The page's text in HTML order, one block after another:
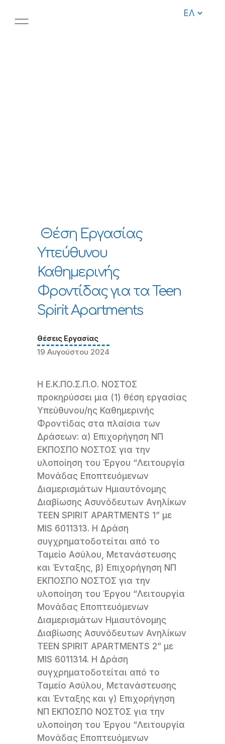
Θέση Εργασίας
Υπεύθυνου
Καθημερινής
Φροντίδας για τα Teen
Spirit Apartments
Θέσεις Εργασίας
19 Αυγούστου 2024
Η Ε.Κ.ΠΟ.Σ.Π.Ο. ΝΟΣΤΟΣ
προκηρύσσει μια (1) θέση εργασίας
Υπεύθυνου/ης Καθημερινής
Φροντίδας στα πλαίσια των
Δράσεων: α) Επιχορήγηση ΝΠ
ΕΚΠΟΣΠΟ ΝΟΣΤΟΣ για την
υλοποίηση του Έργου “Λειτουργία
Μονάδας Εποπτευόμενων
Διαμερισμάτων Ημιαυτόνομης
Διαβίωσης Ασυνόδευτων Ανηλίκων
TEEN SPIRIT APARTMENTS 1” με
MIS 6011313. Η Δράση
συγχρηματοδοτείται από το
Ταμείο Ασύλου, Μετανάστευσης
και Ένταξης, β) Επιχορήγηση ΝΠ
ΕΚΠΟΣΠΟ ΝΟΣΤΟΣ για την
υλοποίηση του Έργου “Λειτουργία
Μονάδας Εποπτευόμενων
Διαμερισμάτων Ημιαυτόνομης
Διαβίωσης Ασυνόδευτων Ανηλίκων
TEEN SPIRIT APARTMENTS 2” με
MIS 6011314. Η Δράση
συγχρηματοδοτείται από το
Ταμείο Ασύλου, Μετανάστευσης
και Ένταξης και γ) Επιχορήγηση
ΝΠ ΕΚΠΟΣΠΟ ΝΟΣΤΟΣ για την
υλοποίηση του Έργου “Λειτουργία
Μονάδας Εποπτευόμενων